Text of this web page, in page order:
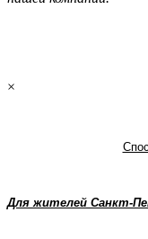
×
Для жителей Санкт-